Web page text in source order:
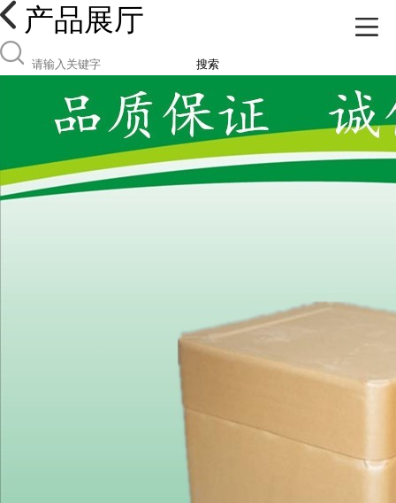
产品展厅
搜索